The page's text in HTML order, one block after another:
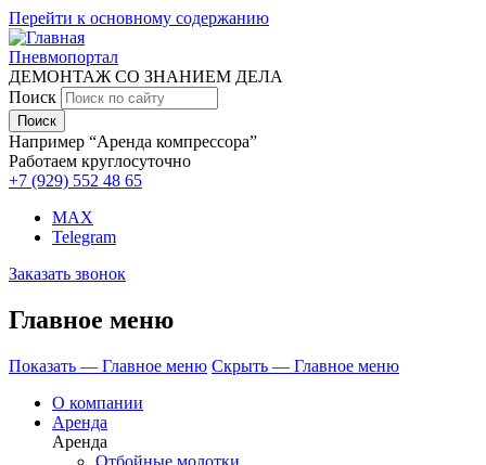
Перейти к основному содержанию
Пневмопортал
ДЕМОНТАЖ СО ЗНАНИЕМ ДЕЛА
Поиск
Например “Аренда компрессора”
Работаем круглосуточно
+7 (929) 552 48 65
MAX
Telegram
Заказать звонок
Главное меню
Показать — Главное меню Скрыть — Главное меню
О компании
Аренда
Аренда
Отбойные молотки